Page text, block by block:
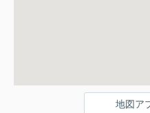
地図ア